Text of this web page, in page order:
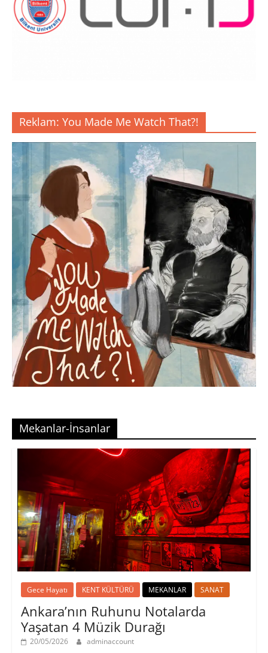
Reklam: You Made Me Watch That?!
Mekanlar-İnsanlar
Gece Hayatı KENT KÜLTÜRÜ MEKANLAR SANAT
Ankara’nın Ruhunu Notalarda
Yaşatan 4 Müzik Durağı
20/05/2026 adminaccount